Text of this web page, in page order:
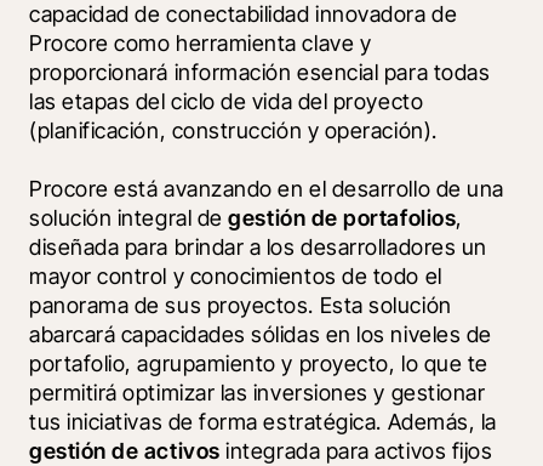
capacidad de conectabilidad innovadora de
Procore como herramienta clave y
proporcionará información esencial para todas
las etapas del ciclo de vida del proyecto
(planificación, construcción y operación).
Procore está avanzando en el desarrollo de una
solución integral de gestión de portafolios,
diseñada para brindar a los desarrolladores un
mayor control y conocimientos de todo el
panorama de sus proyectos. Esta solución
abarcará capacidades sólidas en los niveles de
portafolio, agrupamiento y proyecto, lo que te
permitirá optimizar las inversiones y gestionar
gestión de activos integrada para activos fijos